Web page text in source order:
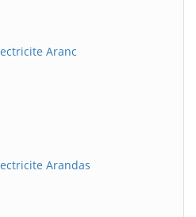
Aranc
Arandas